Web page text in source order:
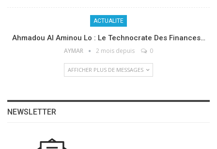
ACTUALITE
Ahmadou Al Aminou Lo : Le Technocrate Des Finances…
AYMAR 2 mois depuis 0
AFFICHER PLUS DE MESSAGES
NEWSLETTER